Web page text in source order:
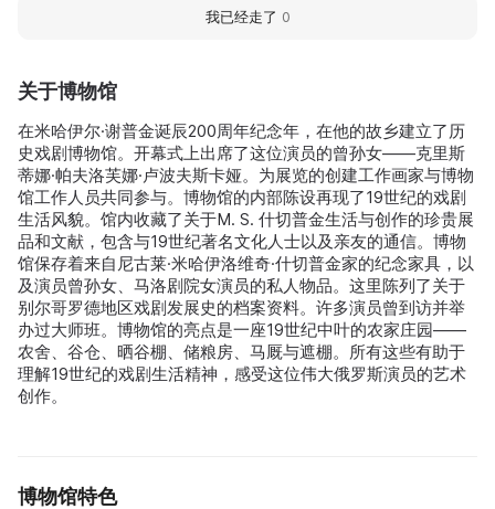
关于博物馆
在米哈伊尔·谢普金诞辰200周年纪念年，在他的故乡建立了历
史戏剧博物馆。开幕式上出席了这位演员的曾孙女——克里斯
蒂娜·帕夫洛芙娜·卢波夫斯卡娅。为展览的创建工作画家与博物
馆工作人员共同参与。博物馆的内部陈设再现了19世纪的戏剧
生活风貌。馆内收藏了关于M. S. 什切普金生活与创作的珍贵展
品和文献，包含与19世纪著名文化人士以及亲友的通信。博物
馆保存着来自尼古莱·米哈伊洛维奇·什切普金家的纪念家具，以
及演员曾孙女、马洛剧院女演员的私人物品。这里陈列了关于
别尔哥罗德地区戏剧发展史的档案资料。许多演员曾到访并举
办过大师班。博物馆的亮点是一座19世纪中叶的农家庄园——
农舍、谷仓、晒谷棚、储粮房、马厩与遮棚。所有这些有助于
理解19世纪的戏剧生活精神，感受这位伟大俄罗斯演员的艺术
创作。
博物馆特色
我已经走了 0